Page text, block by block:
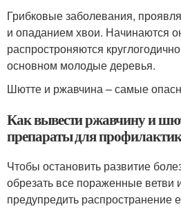
Грибковые заболевания,
и опаданием хвои. Начинаются
распростроняются
основном молодые деревья.
Шютте и ржавчина – самые
Как вывести ржавчину и
препараты для
Чтобы остановить развитие
обрезать все пораженные ветви
предупредить распространение